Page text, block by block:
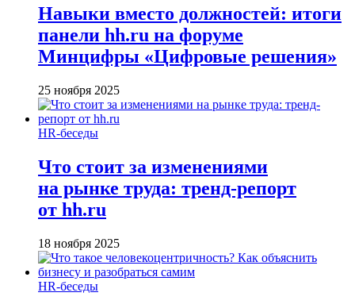
Навыки вместо должностей: итоги
панели hh.ru на форуме
Минцифры «Цифровые решения»
25 ноября 2025
HR-беседы
Что стоит за изменениями
на рынке труда: тренд-репорт
от hh.ru
18 ноября 2025
HR-беседы